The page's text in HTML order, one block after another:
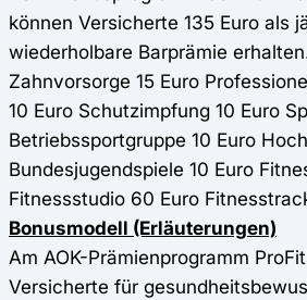
können Versicherte 135 Euro als
wiederholbare Barprämie
Zahnvorsorge 15 Euro
10 Euro Schutzimpfung 10 Euro
Betriebssportgruppe 10 Euro
Bundesjugendspiele 10 Euro
Fitnessstudio 60 Euro
Bonusmodell (Erläuterungen)
Am AOK-Prämienprogramm
Versicherte für